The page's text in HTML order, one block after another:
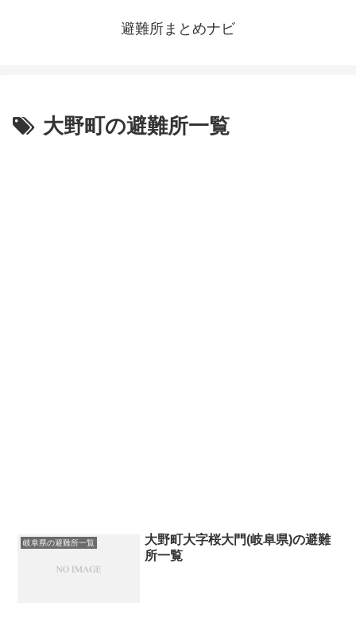
避難所まとめナビ
大野町の避難所一覧
岐阜県の避難所一覧
大野町大字桜大門(岐阜県)の避難
所一覧